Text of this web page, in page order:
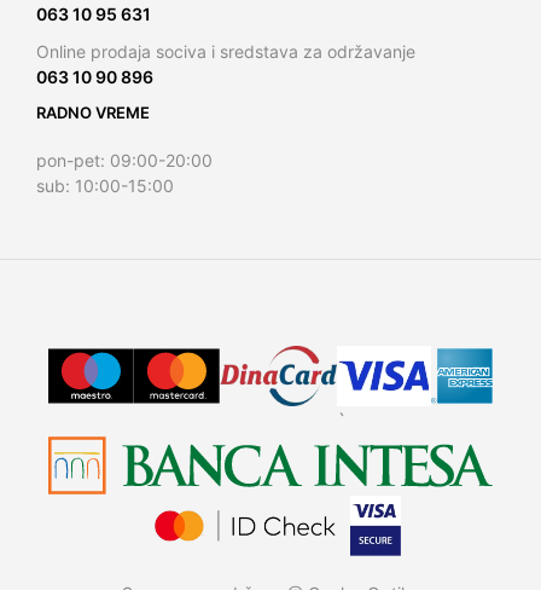
063 10 95 631
Online prodaja sociva i sredstava za održavanje
063 10 90 896
RADNO VREME
pon-pet: 09:00-20:00
sub: 10:00-15:00
`